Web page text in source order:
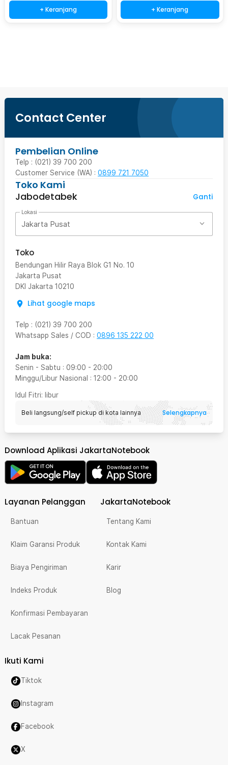
+ Keranjang + Keranjang
Contact Center
Pembelian Online
Telp : (021) 39 700 200
Customer Service (WA) : 0899 721 7050
Toko Kami
Jabodetabek
Ganti
Lokasi
Jakarta Pusat
Toko
Bendungan Hilir Raya Blok G1 No. 10
Jakarta Pusat
DKI Jakarta 10210
Lihat google maps
Telp : (021) 39 700 200
Whatsapp Sales / COD : 0896 135 222 00
Jam buka:
Senin - Sabtu : 09:00 - 20:00
Minggu/Libur Nasional : 12:00 - 20:00
Idul Fitri: libur
Beli langsung/self pickup di kota lainnya Selengkapnya
Download Aplikasi JakartaNotebook
Layanan Pelanggan
Bantuan
Klaim Garansi Produk
Biaya Pengiriman
Indeks Produk
Konfirmasi Pembayaran
Lacak Pesanan
JakartaNotebook
Tentang Kami
Kontak Kami
Karir
Blog
Ikuti Kami
Tiktok
Instagram
Facebook
X